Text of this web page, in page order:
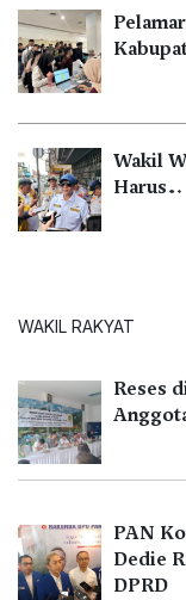
Wakil
Harus…
WAKIL RAKYAT
Reses
PAN
Dedie
DPRD